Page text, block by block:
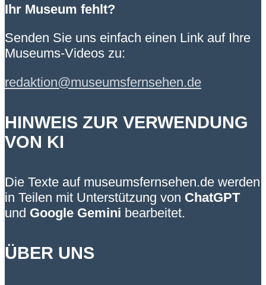
Ihr Museum fehlt?
Senden Sie uns einfach einen Link auf Ihre
Museums-Videos zu:
redaktion@museumsfernsehen.de
HINWEIS ZUR VERWENDUNG
VON KI
Die Texte auf museumsfernsehen.de werden
in Teilen mit Unterstützung von ChatGPT
und Google Gemini bearbeitet.
ÜBER UNS